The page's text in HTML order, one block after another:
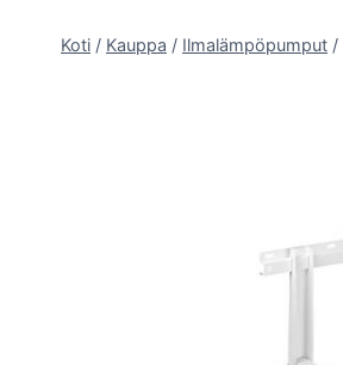
Koti / Kauppa / Ilmalämpöpumput /